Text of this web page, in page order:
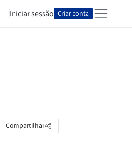
Iniciar sessão Criar conta
Compartilhar